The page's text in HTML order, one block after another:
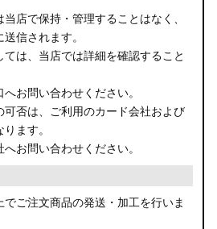
店で保持・管理することはなく、
信されます。
は、当店では詳細を確認すること
お問い合わせください。
否は、ご利用のカード会社および
ます。
お問い合わせください。
ご注文商品の発送・加工を行いま